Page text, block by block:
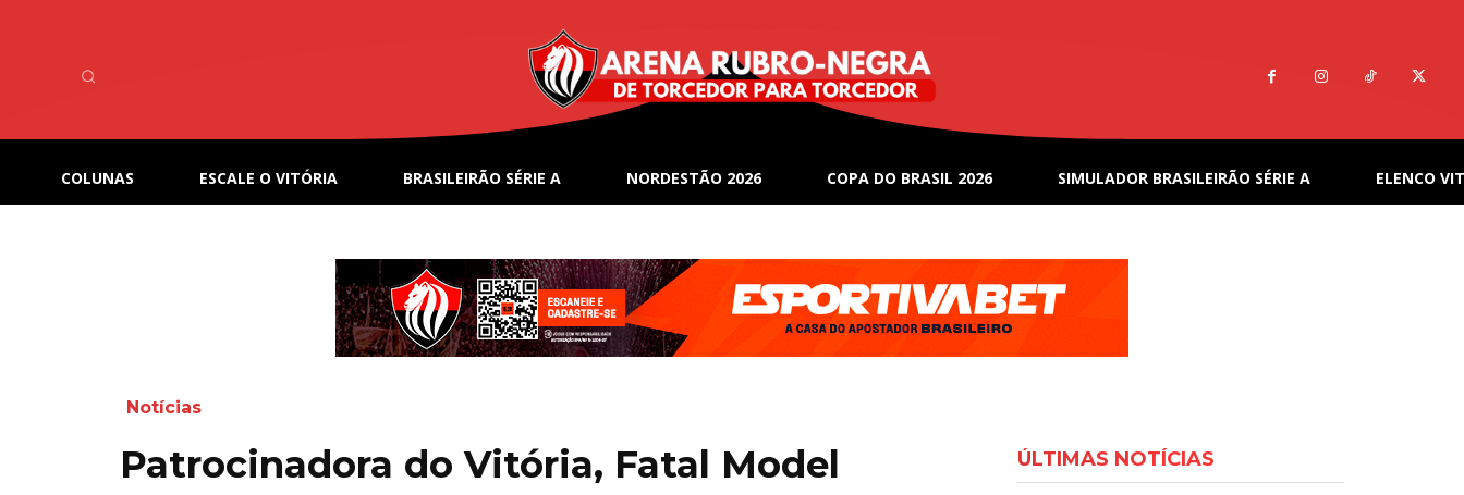
COLUNAS ESCALE O VITÓRIA BRASILEIRÃO SÉRIE A NORDESTÃO 2026 COPA DO BRASIL 2026 SIMULADOR BRASILEIRÃO SÉRIE A ELENCO
Notícias
Patrocinadora do Vitória, Fatal Model
ÚLTIMAS NOTÍCIAS